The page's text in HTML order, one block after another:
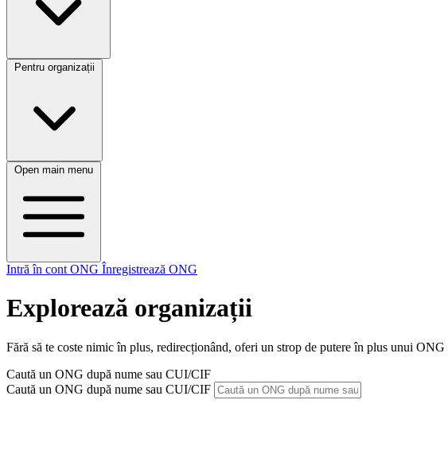
Pentru organizații
Open main menu
Intră în cont ONG Înregistrează ONG
Explorează organizații
Fără să te coste nimic în plus, redirecționând, oferi un strop de putere în plus unui
Caută un ONG după nume sau CUI/CIF
Caută un ONG după nume sau CUI/CIF